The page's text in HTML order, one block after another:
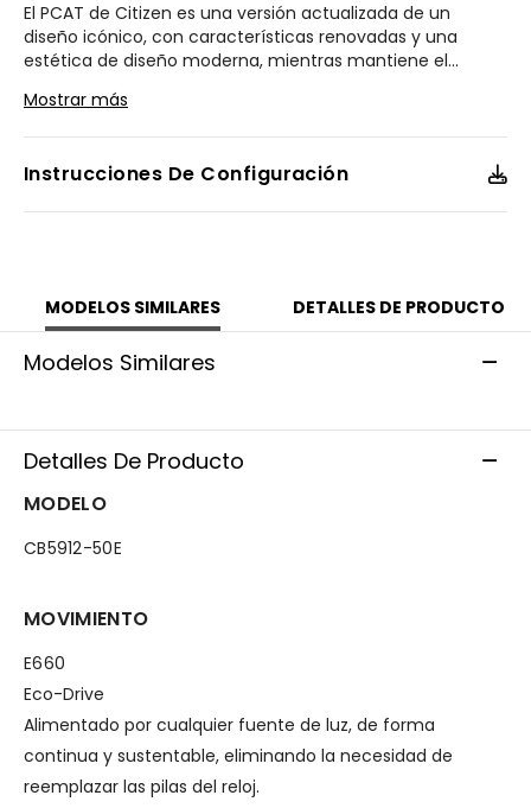
El PCAT de Citizen es una versión actualizada de un
diseño icónico, con características renovadas y una
estética de diseño moderna, mientras mantiene el...
incluyen un bisel tacómetro, un reloj mundial, calendario
perpetuo, indicador de reserva de energía, cronógrafo,
43 ciudades del mundo y control por radio. Tiene un
moda.
Mostrar más
Instrucciones De Configuración
MODELOS SIMILARES DETALLES DE PRODUCTO
Modelos Similares
Detalles De Producto
MODELO
CB5912-50E
MOVIMIENTO
E660
Eco-Drive
Alimentado por cualquier fuente de luz, de forma
continua y sustentable, eliminando la necesidad de
reemplazar las pilas del reloj.